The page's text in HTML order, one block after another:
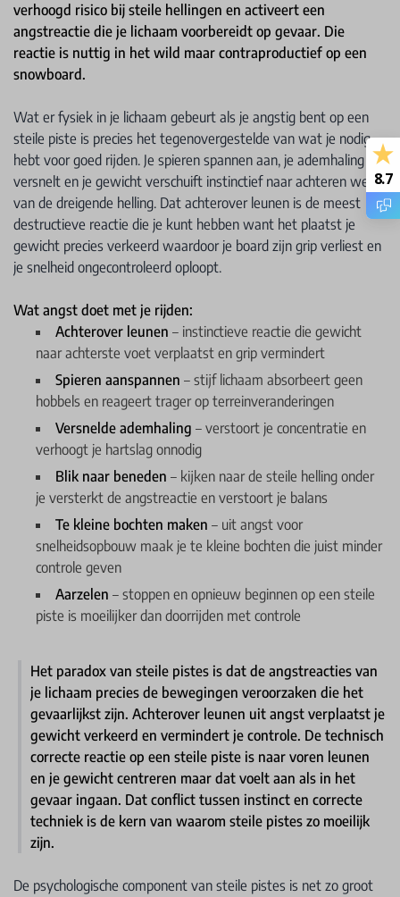
verhoogd risico bij steile hellingen en activeert een
angstreactie die je lichaam voorbereidt op gevaar. Die
reactie is nuttig in het wild maar contraproductief op een
snowboard.
Wat er fysiek in je lichaam gebeurt als je angstig bent op een
steile piste is precies het tegenovergestelde van wat je nodig
hebt voor goed rijden. Je spieren spannen aan, je ademhaling
versnelt en je gewicht verschuift instinctief naar achteren weg
van de dreigende helling. Dat achterover leunen is de meest
destructieve reactie die je kunt hebben want het plaatst je
gewicht precies verkeerd waardoor je board zijn grip verliest en
je snelheid ongecontroleerd oploopt.
Wat angst doet met je rijden:
Achterover leunen – instinctieve reactie die gewicht
naar achterste voet verplaatst en grip vermindert
Spieren aanspannen – stijf lichaam absorbeert geen
hobbels en reageert trager op terreinveranderingen
Versnelde ademhaling – verstoort je concentratie en
verhoogt je hartslag onnodig
Blik naar beneden – kijken naar de steile helling onder
je versterkt de angstreactie en verstoort je balans
Te kleine bochten maken – uit angst voor
snelheidsopbouw maak je te kleine bochten die juist minder
controle geven
Aarzelen – stoppen en opnieuw beginnen op een steile
piste is moeilijker dan doorrijden met controle
Het paradox van steile pistes is dat de angstreacties van
je lichaam precies de bewegingen veroorzaken die het
gevaarlijkst zijn. Achterover leunen uit angst verplaatst je
gewicht verkeerd en vermindert je controle. De technisch
correcte reactie op een steile piste is naar voren leunen
en je gewicht centreren maar dat voelt aan als in het
gevaar ingaan. Dat conflict tussen instinct en correcte
techniek is de kern van waarom steile pistes zo moeilijk
zijn.
De psychologische component van steile pistes is net zo groot
8.7